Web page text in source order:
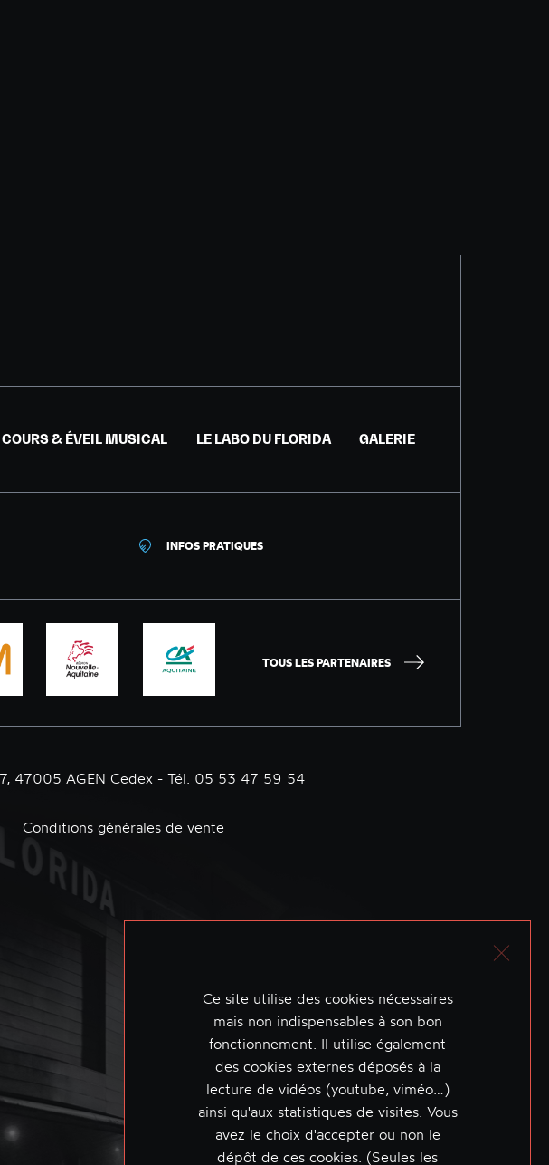
COURS & ÉVEIL MUSICAL LE LABO DU FLORIDA GALERIE
INFOS PRATIQUES
TOUS LES PARTENAIRES
47005 AGEN Cedex - Tél. 05 53 47 59 54
Conditions générales de vente
Ce site utilise des cookies nécessaires
mais non indispensables à son bon
fonctionnement. Il utilise également
des cookies externes déposés à la
lecture de vidéos (youtube, viméo…)
ainsi qu'aux statistiques de visites. Vous
avez le choix d'accepter ou non le
dépôt de ces cookies. (Seules les